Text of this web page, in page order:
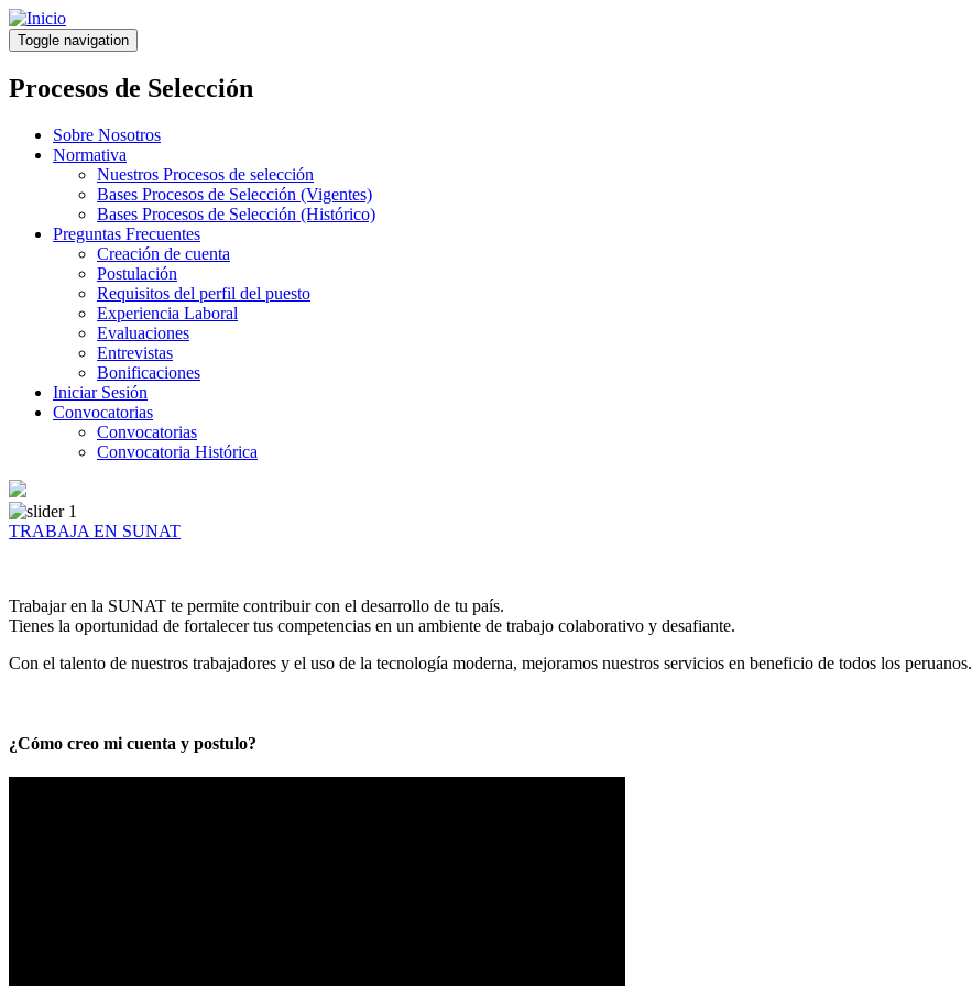
Pasar
al
contenido
principal
Toggle navigation
Procesos de Selección
Sobre Nosotros
Normativa
Nuestros Procesos de selección
Bases Procesos de Selección (Vigentes)
Bases Procesos de Selección (Histórico)
Preguntas Frecuentes
Creación de cuenta
Postulación
Requisitos del perfil del puesto
Experiencia Laboral
Evaluaciones
Entrevistas
Bonificaciones
Iniciar Sesión
Convocatorias
Convocatorias
Convocatoria Histórica
TRABAJA EN SUNAT
Trabajar en la SUNAT te permite contribuir con el desarrollo de tu país.
Tienes la oportunidad de fortalecer tus competencias en un ambiente de trabajo colaborativo y desafiante.
Con el talento de nuestros trabajadores y el uso de la tecnología moderna, mejoramos nuestros servicios en beneficio de todos los peruanos.
¿Cómo creo mi cuenta y postulo?